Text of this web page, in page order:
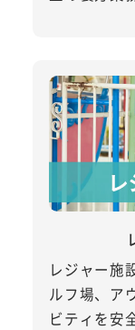
レジャー施
ルフ場、ア
ビティを安